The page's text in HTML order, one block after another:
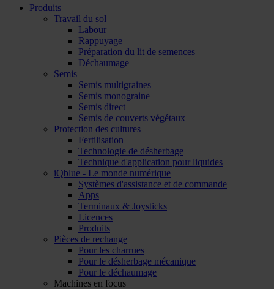
Produits
Travail du sol
Labour
Rappuyage
Préparation du lit de semences
Déchaumage
Semis
Semis multigraines
Semis monograine
Semis direct
Semis de couverts végétaux
Protection des cultures
Fertilisation
Technologie de désherbage
Technique d'application pour liquides
iQblue - Le monde numérique
Systèmes d'assistance et de commande
Apps
Terminaux & Joysticks
Licences
Produits
Pièces de rechange
Pour les charrues
Pour le désherbage mécanique
Pour le déchaumage
Machines en focus